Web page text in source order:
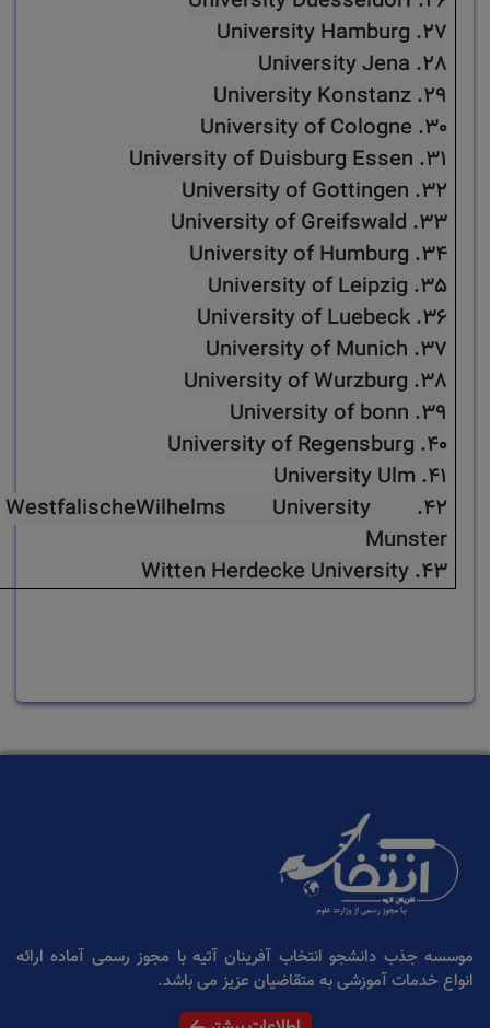
27. University Hamburg
28. University Jena
29. University Konstanz
30. University of Cologne
31. University of Duisburg Essen
32. University of Gottingen
33. University of Greifswald
34. University of Humburg
35. University of Leipzig
36. University of Luebeck
37. University of Munich
38. University of Wurzburg
39. University of bonn
40. University of Regensburg
41. University Ulm
42. WestfalischeWilhelms University
Munster
43. Witten Herdecke University
موسسه جذب دانشجو انتخاب آفرینان آتیه با مجوز رسمی آماده ارائه
انواع خدمات آموزشی به متقاضیان عزیز می باشد.